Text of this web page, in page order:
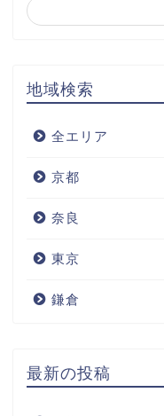
地域検索
全エリア
京都
奈良
東京
鎌倉
最新の投稿